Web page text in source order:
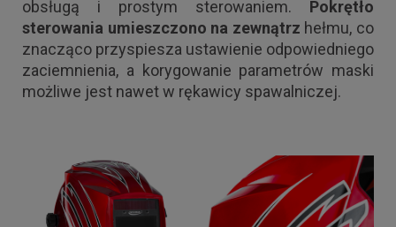
obsługą i prostym sterowaniem. Pokrętło
sterowania umieszczono na zewnątrz hełmu, co
znacząco przyspiesza ustawienie odpowiedniego
zaciemnienia, a korygowanie parametrów maski
możliwe jest nawet w rękawicy spawalniczej.